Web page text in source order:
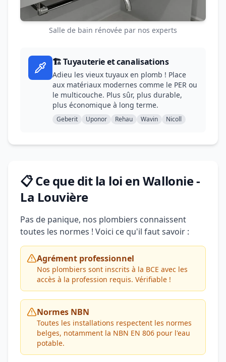
Salle de bain rénovée par nos experts
🏗️ Tuyauterie et canalisations
Adieu les vieux tuyaux en plomb ! Place
aux matériaux modernes comme le PER ou
le multicouche. Plus sûr, plus durable,
plus économique à long terme.
Geberit Uponor Rehau Wavin Nicoll
📋 Ce que dit la loi en Wallonie -
La Louvière
Pas de panique, nos plombiers connaissent
toutes les normes ! Voici ce qu'il faut savoir :
Agrément professionnel
Nos plombiers sont inscrits à la BCE avec les
accès à la profession requis. Vérifiable !
Normes NBN
Toutes les installations respectent les normes
belges, notamment la NBN EN 806 pour l'eau
potable.